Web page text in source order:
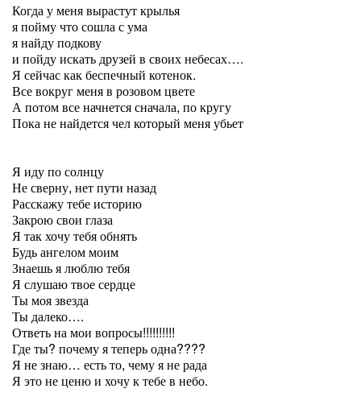
Когда у меня вырастут крылья
я пойму что сошла с ума
я найду подкову
и пойду искать друзей в своих небесах….
Я сейчас как беспечный котенок.
Все вокруг меня в розовом цвете
А потом все начнется сначала, по кругу
Пока не найдется чел который меня убьет
Я иду по солнцу
Не сверну, нет пути назад
Расскажу тебе историю
Закрою свои глаза
Я так хочу тебя обнять
Будь ангелом моим
Знаешь я люблю тебя
Я слушаю твое сердце
Ты моя звезда
Ты далеко….
Ответь на мои вопросы!!!!!!!!!!
Где ты? почему я теперь одна????
Я не знаю… есть то, чему я не рада
Я это не ценю и хочу к тебе в небо.